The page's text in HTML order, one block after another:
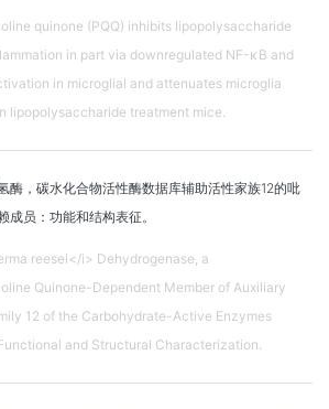
quinone (PQQ) inhibits lipopolysaccharide
in part via downregulated NF-κB and
in microglial and attenuates microglia
lipopolysaccharide treatment mice.
酶，碳水化合物活性酶数据库辅助活性家族12的吡
成员：功能和结构表征。
reesei</i> Dehydrogenase, a
Quinone-Dependent Member of Auxiliary
12 of the Carbohydrate-Active Enzymes
and Structural Characterization.